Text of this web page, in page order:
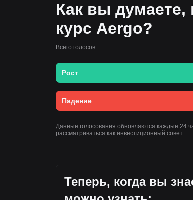
Как вы думаете,
курс Aergo?
Всего голосов:
Рост
Падение
Данные голосования обновляются каждые 24
рассматриваться как инвестиционный совет.
Теперь, когда вы